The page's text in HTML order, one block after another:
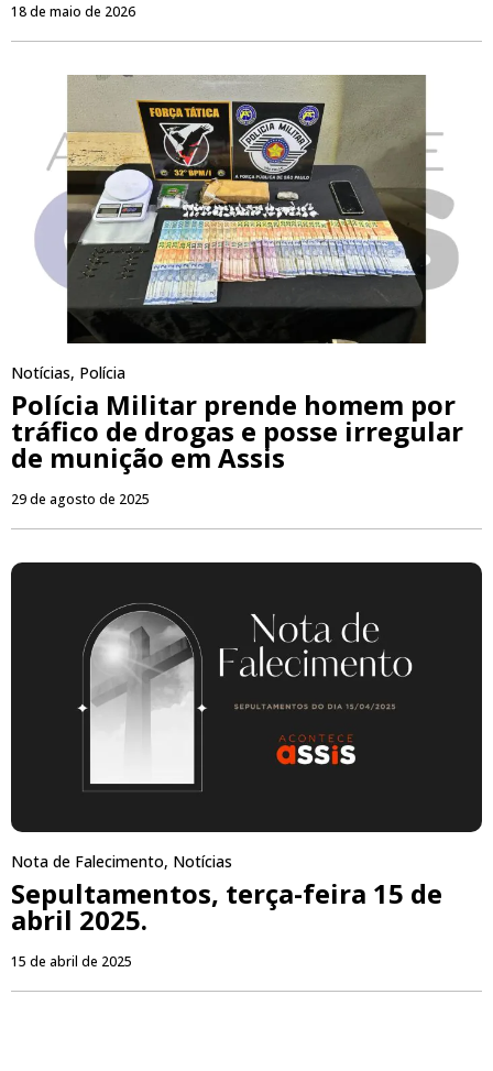
18 de maio de 2026
Notícias, Polícia
Polícia Militar prende homem por
tráfico de drogas e posse irregular
de munição em Assis
29 de agosto de 2025
Nota de Falecimento, Notícias
Sepultamentos, terça-feira 15 de
abril 2025.
15 de abril de 2025